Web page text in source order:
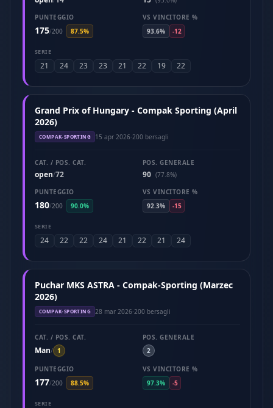
PUNTEGGIO
175/200 87.5%
VS VINCITORE %
93.6%
-12
SERIE
21 24 23 23 21 22 19 22
Grand Prix of Hungary - Compak Sporting (April
2026)
COMPAK-SPORTING 15 apr 2026·200 bersagli
CAT. / POS. CAT.
open/72
POS. GENERALE
90 (77.8%)
PUNTEGGIO
180/200 90.0%
VS VINCITORE %
92.3%
-15
SERIE
24 22 22 24 21 22 21 24
Puchar MKS ASTRA - Compak-Sporting (Marzec
2026)
COMPAK-SPORTING 28 mar 2026·200 bersagli
CAT. / POS. CAT.
Man/ 1
POS. GENERALE
2
PUNTEGGIO
177/200 88.5%
VS VINCITORE %
97.3%
-5
SERIE